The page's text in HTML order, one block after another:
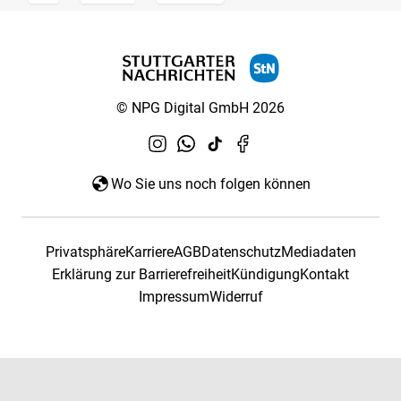
© NPG Digital GmbH 2026
Wo Sie uns noch folgen können
PrivatsphäreKarriereAGBDatenschutzMediadaten
Erklärung zur BarrierefreiheitKündigungKontakt
ImpressumWiderruf